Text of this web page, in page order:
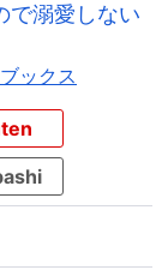
で溺愛しない
ックス